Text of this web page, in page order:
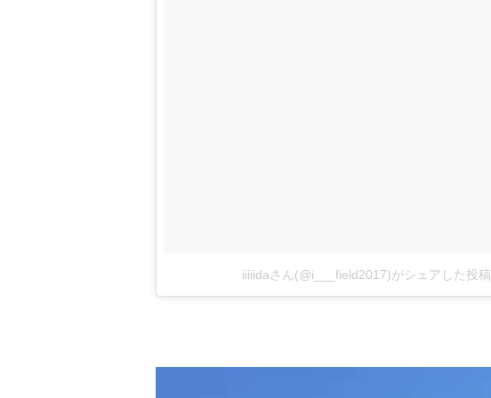
iiiiidaさん(@i___field2017)がシェアした投稿